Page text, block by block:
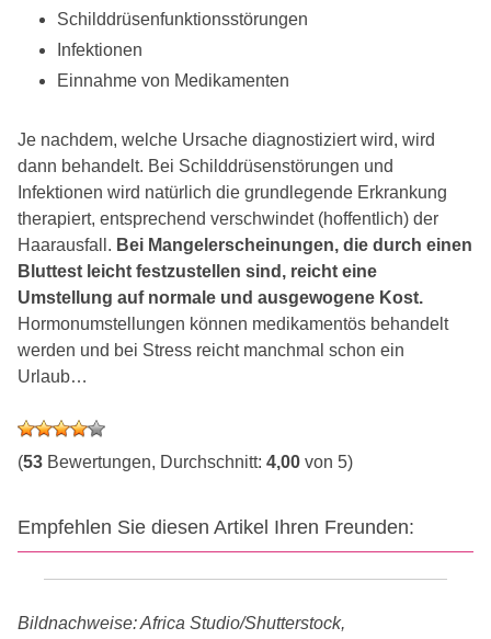
Schilddrüsenfunktionsstörungen
Infektionen
Einnahme von Medikamenten
Je nachdem, welche Ursache diagnostiziert wird, wird
dann behandelt. Bei Schilddrüsenstörungen und
Infektionen wird natürlich die grundlegende Erkrankung
therapiert, entsprechend verschwindet (hoffentlich) der
Haarausfall. Bei Mangelerscheinungen, die durch einen
Bluttest leicht festzustellen sind, reicht eine
Umstellung auf normale und ausgewogene Kost.
Hormonumstellungen können medikamentös behandelt
werden und bei Stress reicht manchmal schon ein
Urlaub…
(53 Bewertungen, Durchschnitt: 4,00 von 5)
Empfehlen Sie diesen Artikel Ihren Freunden:
Bildnachweise: Africa Studio/Shutterstock,